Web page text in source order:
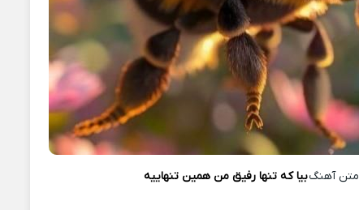
متن آهنگبیا که تنها رفیق من همین تنهاییه